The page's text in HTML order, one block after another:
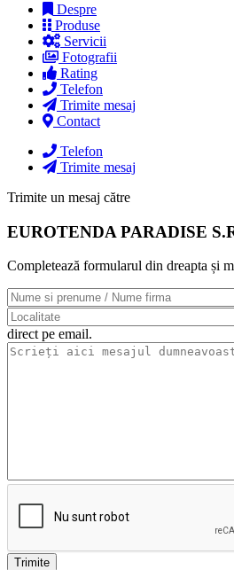
Despre
Produse
Servicii
Fotografii
Rating
Telefon
Trimite mesaj
Contact
Telefon
Trimite mesaj
Trimite un mesaj către
EUROTENDA PARADISE
Completează formularul din dreapta și
direct pe email.